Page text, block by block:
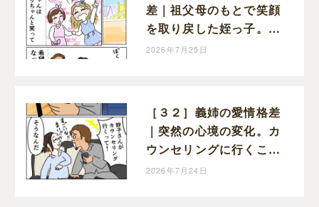
差｜祖父母のもとで笑顔
を取り戻した姪っ子。傷
は簡単に消えないけれど
2026年7月25日
［３２］義姉の愛情格差
｜突然の心境の変化。カ
ウンセリングに行くこと
を受け入れた義姉
2026年7月24日